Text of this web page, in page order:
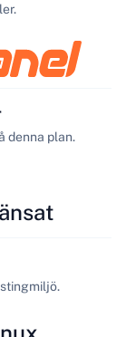
denna plan.